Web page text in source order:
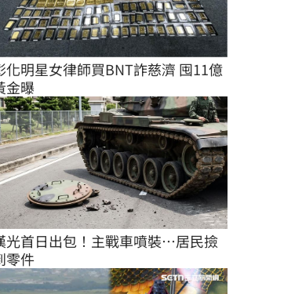
化明星女律師買BNT詐慈濟 囤11億
金曝
光首日出包！主戰車噴裝…居民撿
零件